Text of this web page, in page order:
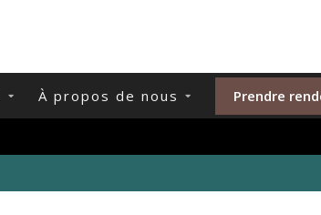
À propos de nous Prendre